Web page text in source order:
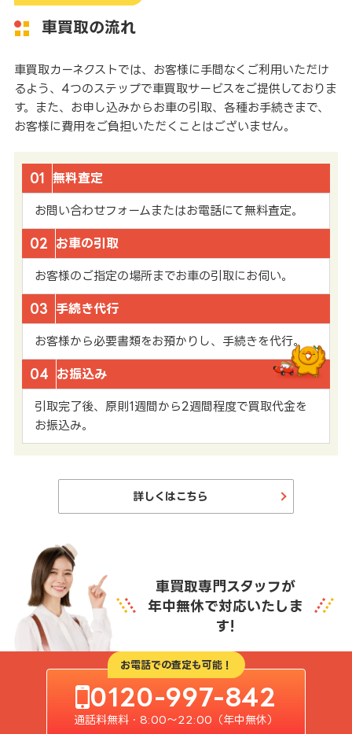
車買取の流れ
車買取カーネクストでは、お客様に手間なくご利用いただけ
るよう、4つのステップで車買取サービスをご提供しておりま
す。また、お申し込みからお車の引取、各種お手続きまで、
お客様に費用をご負担いただくことはございません。
01 無料査定
お問い合わせフォームまたはお電話にて無料査定。
02 お車の引取
お客様のご指定の場所までお車の引取にお伺い。
03 手続き代行
お客様から必要書類をお預かりし、手続きを代行。
04 お振込み
引取完了後、原則1週間から2週間程度で買取代金を
お振込み。
詳しくはこちら
車買取専門スタッフが
年中無休で対応いたしま
す!
お電話での査定も可能！
0120-997-842
通話料無料・8:00〜22:00（年中無休）